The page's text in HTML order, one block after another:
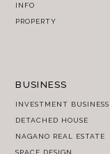
INFO
PROPERTY
BUSINESS
INVESTMENT BUSINESS
DETACHED HOUSE
NAGANO REAL ESTATE
SPACE DESIGN